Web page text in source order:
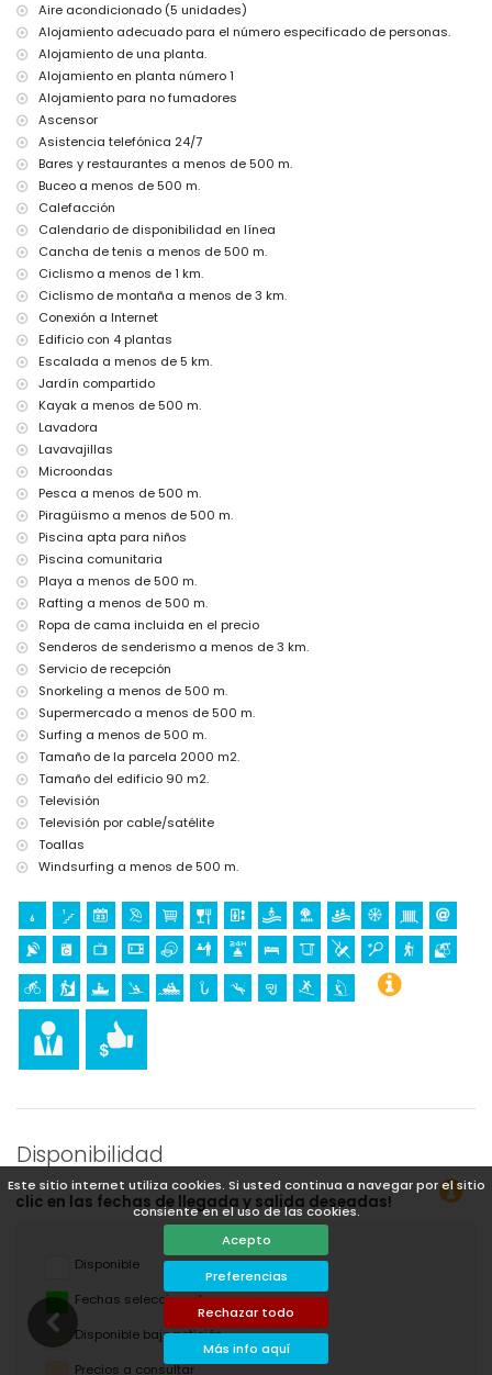
Este sitio internet utiliza cookies. Si usted continua a navegar por el sitio
consiente en el uso de las cookies.
Acepto
Preferencias
Rechazar todo
Más info aquí
apartamento)
puerto más cercano: Puerto de Jávea (a menos de 3 kilómetros del
apartamento)
aeropuerto más cercano: Alicante (a menos de 100 kilómetros del
apartamento)
segundo aeropuerto más cercano: Valencia (a menos de 100
kilómetros del apartamento)
transporte público cercano: autobús a menos de 1000 metros
no se permite fumar
no se admiten mascotas
El edificio donde se encuentra el alojamiento tiene ascensor.
El alojamiento es muy adecuado para familias con niños
Instalaciones y servicios incluidos en el precio del alquiler del
apartamento
internet (WiFi)
aspiradora y plancha con tabla de planchar
ropa de cama y toallas
servicio de recepción y servicio de emergencia 24 horas
calefacción por aire y aire acondicionado
Instalaciones y servicios con cargo adicional
cama/cuna para niños (a demanda)
Entretenimiento y actividades de ocio para sus vacaciones en
Jávea, Costa Blanca
discoteca, bar y paseo marítimo (Paseo de L'Arenal) (a menos de
500 metros de la casa)
cine y teatro (a menos de 5 kilómetros de la casa)
Lugares de interés y cultura en Jávea, Costa Blanca
museo (Histórico de Jávea), iglesia (Virgen de Loreto, Jávea (Puerto)),
ruina (Molinos de Viento, Jávea), monumento (Histórico de Jávea),
edificio arquitectónico (Histórico de Jávea) y lugar histórico
(Histórico de Jávea) (a menos de 5 kilómetros del alojamiento)
palacio (Palacio Real de Valencia) (a menos de 25 kilómetros del
alojamiento)
Deportes
tenis, ciclismo, piragüismo, kayak, rafting, pesca, buceo, snorkel, surf y
windsurf (a menos de 1000 metros del apartamento)
senderismo, ciclismo de montaña y escalada (a menos de 5
kilómetros del apartamento)
golf (Club de Golf Jávea) y equitación (a menos de 10 kilómetros del
apartamento)
Aire acondicionado (5 unidades)
Alojamiento adecuado para el número especificado de personas.
Alojamiento de una planta.
Alojamiento en planta número 1
Alojamiento para no fumadores
Ascensor
Asistencia telefónica 24/7
Bares y restaurantes a menos de 500 m.
Buceo a menos de 500 m.
Calefacción
Calendario de disponibilidad en línea
Cancha de tenis a menos de 500 m.
Ciclismo a menos de 1 km.
Ciclismo de montaña a menos de 3 km.
Conexión a Internet
Edificio con 4 plantas
Escalada a menos de 5 km.
Jardín compartido
Kayak a menos de 500 m.
Lavadora
Lavavajillas
Microondas
Pesca a menos de 500 m.
Piragüismo a menos de 500 m.
Piscina apta para niños
Piscina comunitaria
Playa a menos de 500 m.
Rafting a menos de 500 m.
Ropa de cama incluida en el precio
Senderos de senderismo a menos de 3 km.
Servicio de recepción
Snorkeling a menos de 500 m.
Supermercado a menos de 500 m.
Surfing a menos de 500 m.
Tamaño de la parcela 2000 m2.
Tamaño del edificio 90 m2.
Televisión
Televisión por cable/satélite
Toallas
Windsurfing a menos de 500 m.
Disponibilidad
deseadas!
Disponible
Fechas seleccionadas
Disponible bajo petición
Precios a consultar